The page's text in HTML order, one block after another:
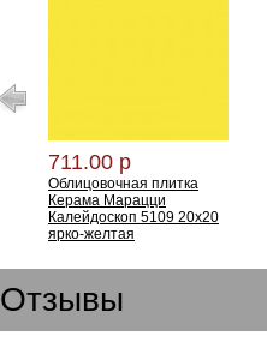
711.00 р
Облицовочная плитка
Керама Марацци
Калейдоскоп 5109 20х20
ярко-желтая
Отзывы